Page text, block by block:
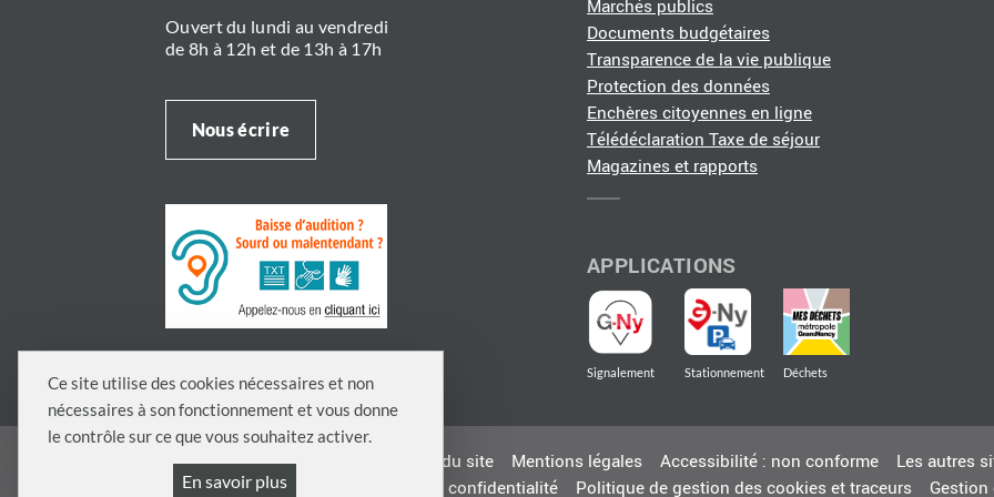
Ce site utilise des cookies nécessaires et non
nécessaires à son fonctionnement et vous donne
le contrôle sur ce que vous souhaitez activer.
En savoir plus
Ouvert du lundi au vendredi
de 8h à 12h et de 13h à 17h
Nous écrire
Marchés publics
Documents budgétaires
Transparence de la vie publique
Protection des données
Enchères citoyennes en ligne
Télédéclaration Taxe de séjour
Magazines et rapports
APPLICATIONS
Signalement Stationnement Déchets
Presse Publications légales Plan du site Mentions légales Accessibilité : non conforme
Les autres
Politique de confidentialité
Politique de gestion des cookies et traceurs